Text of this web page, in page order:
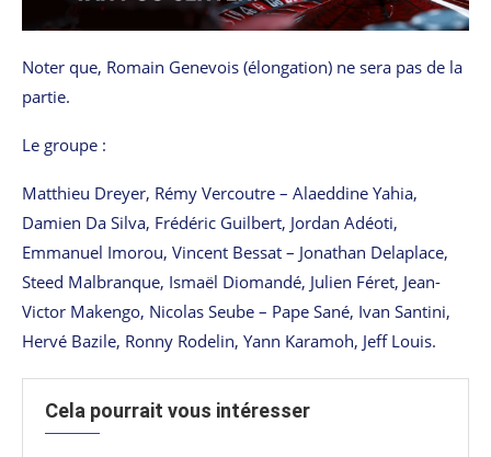
Noter que, Romain Genevois (élongation) ne sera pas de la
partie.
Le groupe :
Matthieu Dreyer, Rémy Vercoutre – Alaeddine Yahia,
Damien Da Silva, Frédéric Guilbert, Jordan Adéoti,
Emmanuel Imorou, Vincent Bessat – Jonathan Delaplace,
Steed Malbranque, Ismaël Diomandé, Julien Féret, Jean-
Victor Makengo, Nicolas Seube – Pape Sané, Ivan Santini,
Hervé Bazile, Ronny Rodelin, Yann Karamoh, Jeff Louis.
Cela pourrait vous intéresser